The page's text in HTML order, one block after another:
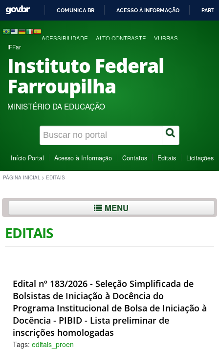
COMUNICA BR ACESSO À INFORMAÇÃO
ACESSIBILIDADE ALTO CONTRASTE VLIBRAS
IFFar
Instituto Federal
Farroupilha
MINISTÉRIO DA EDUCAÇÃO
Início Portal Acesso à Informação Contatos Editais Licitações
PÁGINA INICIAL > EDITAIS
MENU
EDITAIS
Edital nº 183/2026 - Seleção Simplificada de
Bolsistas de Iniciação à Docência do
Programa Institucional de Bolsa de Iniciação à
Docência - PIBID - Lista preliminar de
inscrições homologadas
Tags: editais_proen